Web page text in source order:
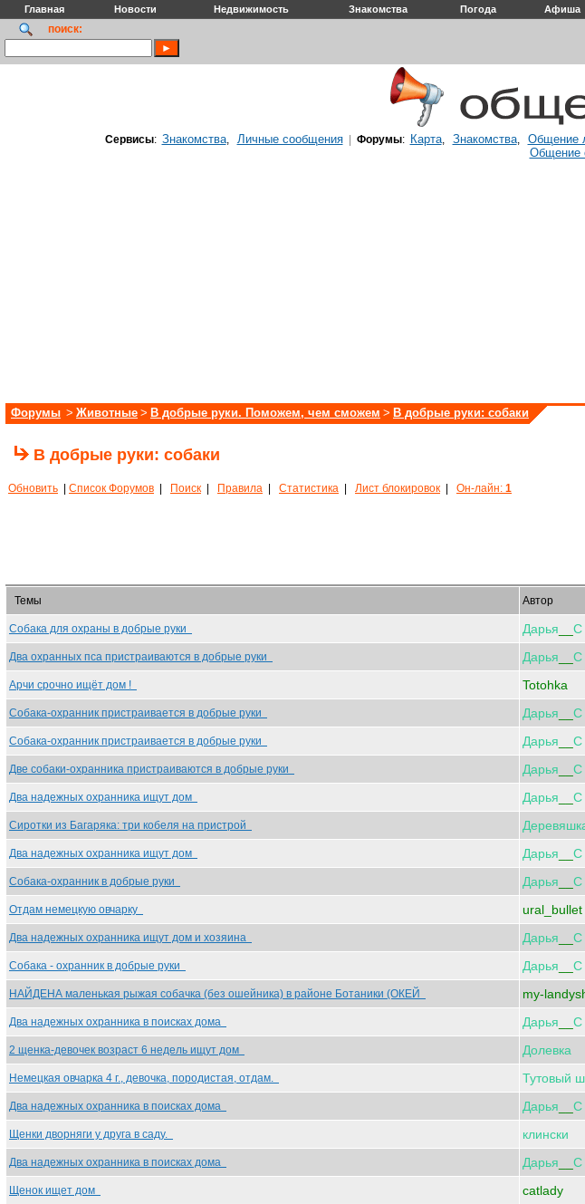
Главная Новости Недвижимость Знакомства Погода Афиша
поиск:
Сервисы: Знакомства, Личные сообщения| Форумы: Карта, Знакомства, Общение
Общение
Форумы > Животные > В добрые руки. Поможем, чем сможем > В добрые руки: собаки
В добрые руки: собаки
Обновить Список Форумов Поиск Правила Статистика Лист блокировок Он-лайн: 1
Темы Автор
Собака для охраны в добрые руки Дарья С
Два охранных пса пристраиваются в добрые руки Дарья С
Арчи срочно ищёт дом ! Totohka
Собака-охранник пристраивается в добрые руки Дарья С
Собака-охранник пристраивается в добрые руки Дарья С
Две собаки-охранника пристраиваются в добрые руки Дарья С
Два надежных охранника ищут дом Дарья С
Сиротки из Багаряка: три кобеля на пристрой
Два надежных охранника ищут дом Дарья С
Собака-охранник в добрые руки Дарья С
Отдам немецкую овчарку ural_bullet
Два надежных охранника ищут дом и хозяина Дарья С
Собака - охранник в добрые руки Дарья С
НАЙДЕНА маленькая рыжая собачка (без ошейника) в районе Ботаники (ОКЕЙ my-
Два надежных охранника в поисках дома Дарья С
2 щенка-девочек возраст 6 недель ищут дом Долевка
Немецкая овчарка 4 г., девочка, породистая, отдам. Тутовый
Два надежных охранника в поисках дома Дарья С
Щенки дворняги у друга в саду. клински
Два надежных охранника в поисках дома Дарья С
Щенок ищет дом catlady